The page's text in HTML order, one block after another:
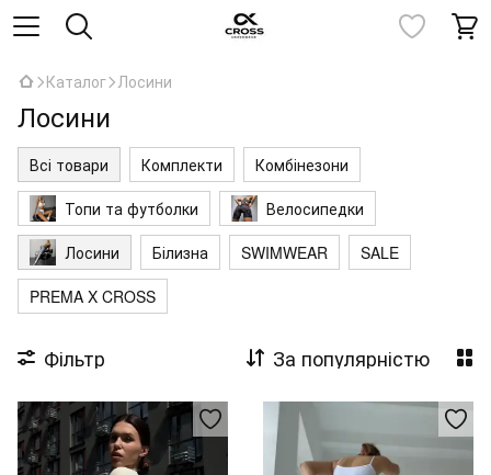
Каталог Лосини
Лосини
Всі товари Комплекти
Комбінезони
Топи та футболки
Велосипедки
Лосини
Білизна SWIMWEAR
SALE
PREMA X CROSS
Фільтр За популярністю